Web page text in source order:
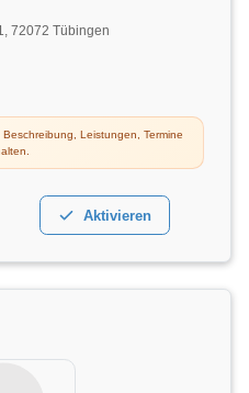
72072 Tübingen
Leistungen, Termine
Aktivieren